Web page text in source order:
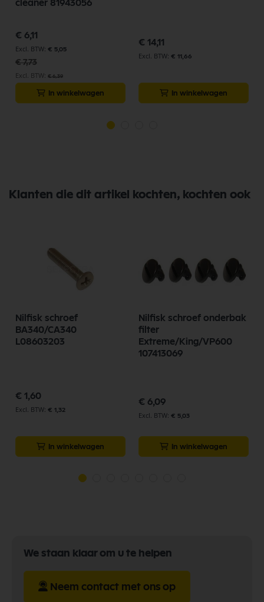
cleaner 81943056
Speciale
prijs
€ 6,11
€ 5,05
€ 7,73
€ 6,39
In winkelwagen
€ 14,11
€ 11,66
In winkelwagen
Klanten die dit artikel kochten, kochten ook
Nilfisk schroef
BA340/CA340
L08603203
€ 1,60
€ 1,32
In winkelwagen
Nilfisk schroef onderbak
filter
Extreme/King/VP600
107413069
€ 6,09
€ 5,03
In winkelwagen
We staan klaar om u te helpen
Neem contact met ons op